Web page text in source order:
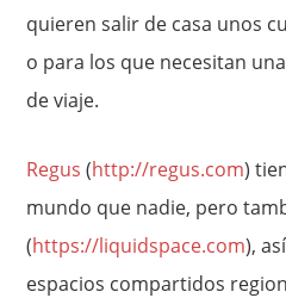
quieren salir de casa unos
o para los que necesitan
de viaje.
Regus (http://regus.com)
mundo que nadie, pero
(https://liquidspace.com),
espacios compartidos